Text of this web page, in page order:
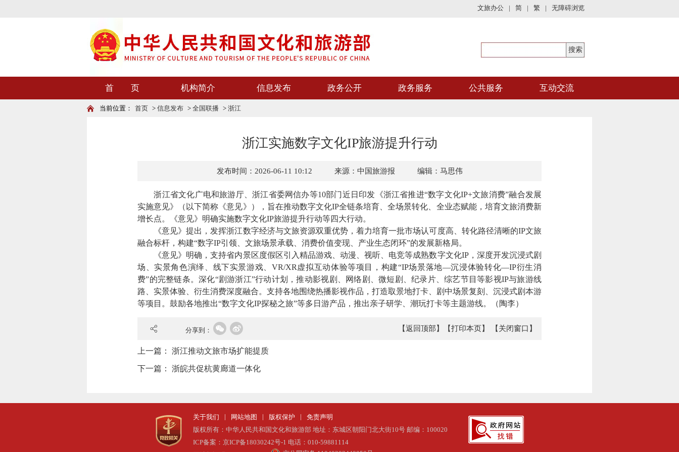
文旅办公 | 简 | 繁 | 无障碍浏览
首 页 机构简介 信息发布 政务公开 政务服务 公共服务 互动交流
当前位置： 首页 > 信息发布 > 全国联播 > 浙江
浙江实施数字文化IP旅游提升行动
发布时间：2026-06-11 10:12 来源：中国旅游报 编辑：马思伟
浙江省文化广电和旅游厅、浙江省委网信办等10部门近日印发《浙江省推进“数字文化IP+文旅消费”融合发展
实施意见》（以下简称《意见》），旨在推动数字文化IP全链条培育、全场景转化、全业态赋能，培育文旅消费新
增长点。《意见》明确实施数字文化IP旅游提升行动等四大行动。
《意见》提出，发挥浙江数字经济与文旅资源双重优势，着力培育一批市场认可度高、转化路径清晰的IP文旅
融合标杆，构建“数字IP引领、文旅场景承载、消费价值变现、产业生态闭环”的发展新格局。
《意见》明确，支持省内景区度假区引入精品游戏、动漫、视听、电竞等成熟数字文化IP，深度开发沉浸式剧
场、实景角色演绎、线下实景游戏、VR/XR虚拟互动体验等项目，构建“IP场景落地—沉浸体验转化—IP衍生消
费”的完整链条。深化“剧游浙江”行动计划，推动影视剧、网络剧、微短剧、纪录片、综艺节目等影视IP与旅游线
路、实景体验、衍生消费深度融合。支持各地围绕热播影视作品，打造取景地打卡、剧中场景复刻、沉浸式剧本游
等项目。鼓励各地推出“数字文化IP探秘之旅”等多日游产品，推出亲子研学、潮玩打卡等主题游线。（陶李）
分享到： 【返回顶部】 【打印本页】 【关闭窗口】
上一篇： 浙江推动文旅市场扩能提质
下一篇： 浙皖共促杭黄廊道一体化